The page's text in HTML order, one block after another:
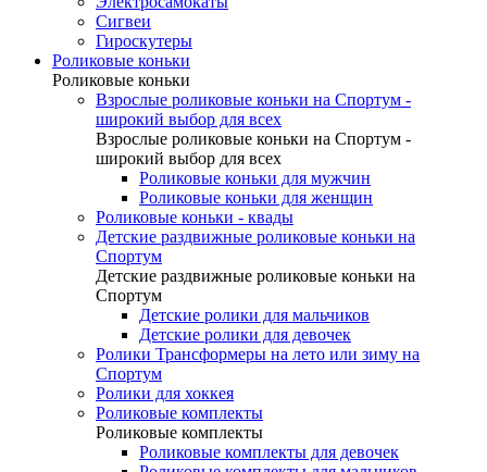
Сигвеи
Гироскутеры
Роликовые коньки
Роликовые коньки
Взрослые роликовые коньки на Спортум -
широкий выбор для всех
Взрослые роликовые коньки на Спортум -
широкий выбор для всех
Роликовые коньки для мужчин
Роликовые коньки для женщин
Роликовые коньки - квады
Детские раздвижные роликовые коньки на
Спортум
Детские раздвижные роликовые коньки на
Спортум
Детские ролики для мальчиков
Детские ролики для девочек
Ролики Трансформеры на лето или зиму на
Спортум
Ролики для хоккея
Роликовые комплекты
Роликовые комплекты
Роликовые комплекты для девочек